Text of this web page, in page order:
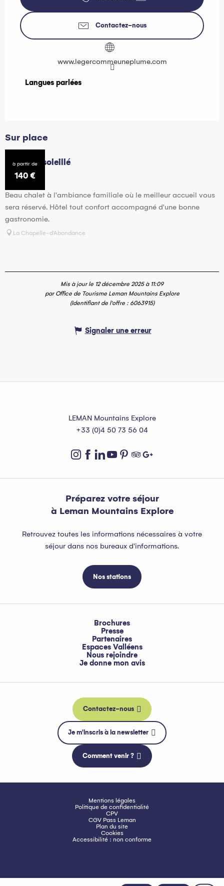
Contactez-nous
www.legercommeuneplume.com
Langues parlées
Langues parlées
Sur place
à partir de
140 €
Hôtel l'Ensoleillé
Beau chalet à l'ambiance familiale où le meilleur accueil vous
sera réservé. Hôtel tout confort accompagné d'une bonne
gastronomie.
La Chapelle-d'Abondance
Mis à jour le 12 décembre 2025 à 11:09
par Office de Tourisme Leman Mountains Explore
(Identifiant de l'offre : 6063915)
Signaler une erreur
LEMAN Mountains Explore
+33 (0)4 50 73 56 04
Préparez votre séjour
à Leman Mountains Explore
Retrouvez toutes les informations nécessaires à votre
séjour dans nos bureaux d'informations.
Nos stations
Brochures
Presse
Partenaires
Espaces Valléens
Nous rejoindre
Je donne mon avis
Contactez-nous
Je m'inscris à la newsletter
Comment venir ?
Mentions légales
Politique de confidentialité
CPV
CGV Pass Leman
Plan du site
Cookies
Accessibilité : non conforme